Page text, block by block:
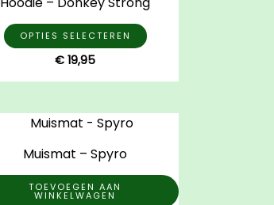
OPTIES SELECTEREN
heeft
meerdere
kan
op
€ 19,95
Muismat – Spyro
TOEVOEGEN AAN
WINKELWAGEN